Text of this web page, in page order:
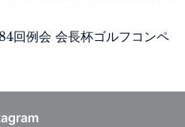
回例会 会長杯ゴルフコンペ